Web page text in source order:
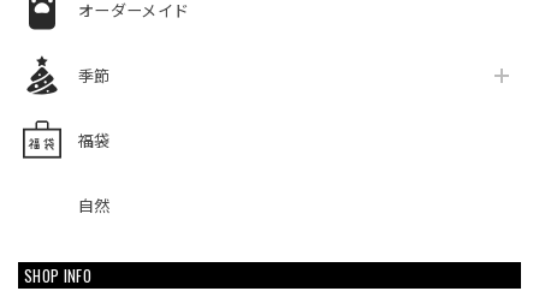
オーダーメイド
季節
福袋
自然
SHOP INFO